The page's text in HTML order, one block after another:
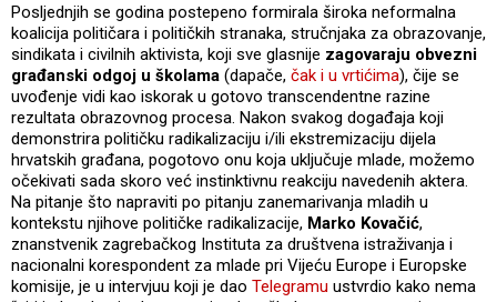
Posljednjih se godina postepeno formirala široka neformalna
koalicija političara i političkih stranaka, stručnjaka za obrazovanje,
sindikata i civilnih aktivista, koji sve glasnije zagovaraju obvezni
građanski odgoj u školama (dapače, čak i u vrtićima), čije se
uvođenje vidi kao iskorak u gotovo transcendentne razine
rezultata obrazovnog procesa. Nakon svakog događaja koji
demonstrira političku radikalizaciju i/ili ekstremizaciju dijela
hrvatskih građana, pogotovo onu koja uključuje mlade, možemo
očekivati sada skoro već instinktivnu reakciju navedenih aktera.
Na pitanje što napraviti po pitanju zanemarivanja mladih u
kontekstu njihove političke radikalizacije, Marko Kovačić,
znanstvenik zagrebačkog Instituta za društvena istraživanja i
nacionalni korespondent za mlade pri Vijeću Europe i Europske
komisije, je u intervjuu koji je dao Telegramu ustvrdio kako nema